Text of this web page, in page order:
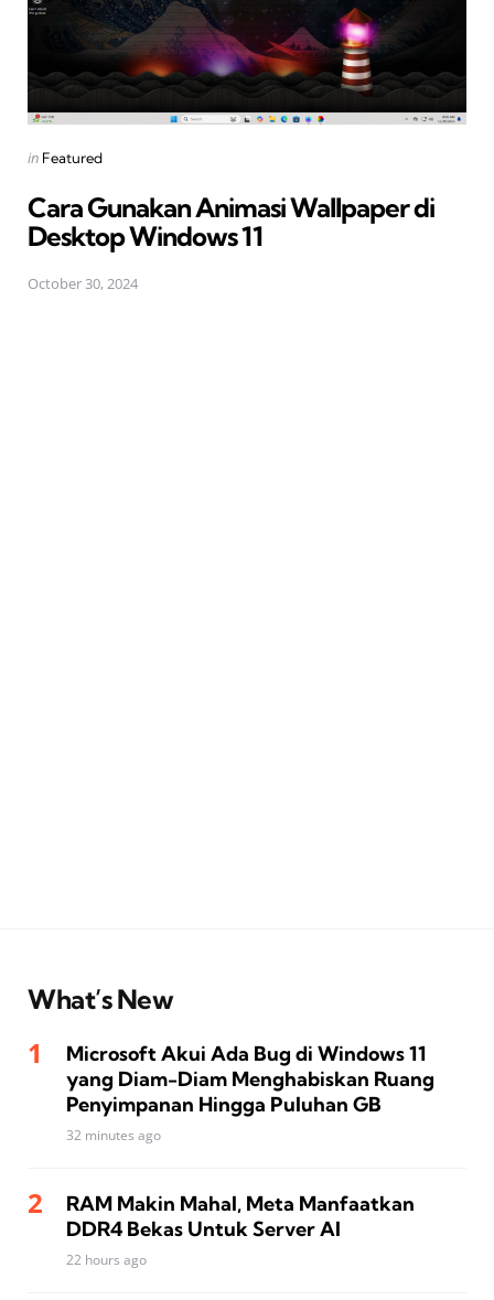
Posted
in Featured
Cara Gunakan Animasi Wallpaper di
Desktop Windows 11
October 30, 2024
What’s New
Microsoft Akui Ada Bug di Windows 11
yang Diam-Diam Menghabiskan Ruang
Penyimpanan Hingga Puluhan GB
32 minutes ago
RAM Makin Mahal, Meta Manfaatkan
DDR4 Bekas Untuk Server AI
22 hours ago